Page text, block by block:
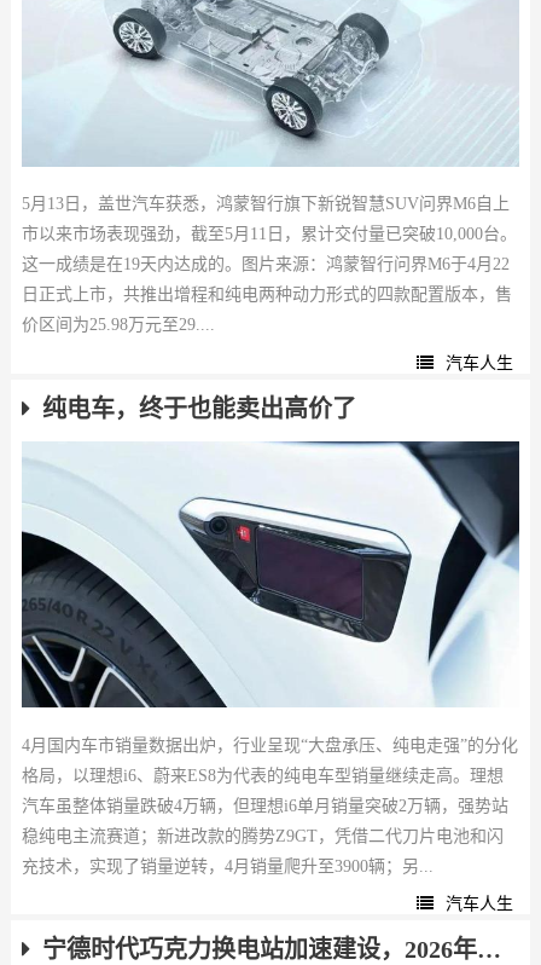
5月13日，盖世汽车获悉，鸿蒙智行旗下新锐智慧SUV问界M6自上
市以来市场表现强劲，截至5月11日，累计交付量已突破10,000台。
这一成绩是在19天内达成的。图片来源：鸿蒙智行问界M6于4月22
日正式上市，共推出增程和纯电两种动力形式的四款配置版本，售
价区间为25.98万元至29....
汽车人生
纯电车，终于也能卖出高价了
4月国内车市销量数据出炉，行业呈现“大盘承压、纯电走强”的分化
格局，以理想i6、蔚来ES8为代表的纯电车型销量继续走高。理想
汽车虽整体销量跌破4万辆，但理想i6单月销量突破2万辆，强势站
稳纯电主流赛道；新进改款的腾势Z9GT，凭借二代刀片电池和闪
充技术，实现了销量逆转，4月销量爬升至3900辆；另...
汽车人生
宁德时代巧克力换电站加速建设，2026年将超3000座